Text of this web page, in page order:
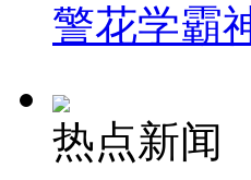
警花学霸
热点新闻